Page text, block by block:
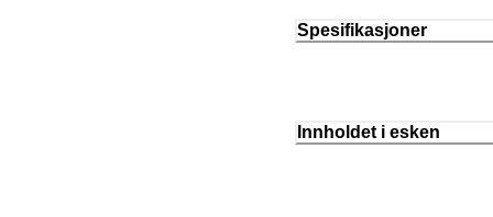
Spesifikasjoner
Innholdet i esken